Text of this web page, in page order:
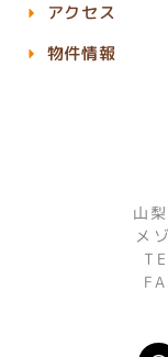
山
メ
アクセス
物件情報